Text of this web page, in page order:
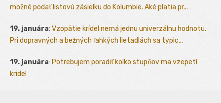
možné podať listovú zásielku do Kolumbie. Aké platia pr...
19. januára: Vzopätie krídel nemá jednu univerzálnu hodnotu.
Pri dopravných a bežných ľahkých lietadlách sa typic...
19. januára: Potrebujem poradiť kolko stupňov ma vzepetí
kridel